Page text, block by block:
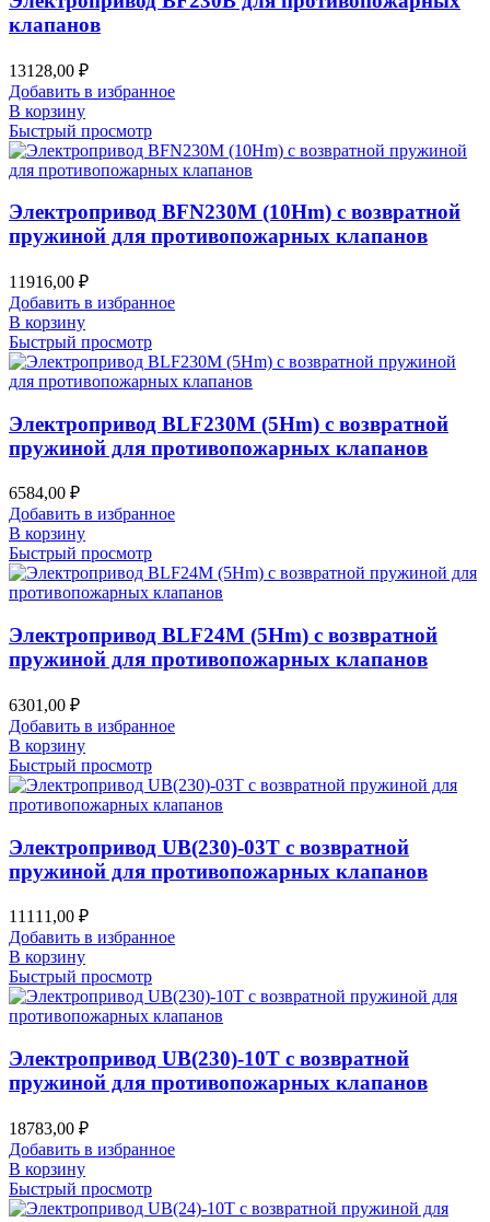
клапанов
13128,00 ₽
Добавить в избранное
В корзину
Быстрый просмотр
Электропривод BFN230M (10Hm) с возвратной
пружиной для противопожарных клапанов
11916,00 ₽
Добавить в избранное
В корзину
Быстрый просмотр
Электропривод BLF230M (5Hm) с возвратной
пружиной для противопожарных клапанов
6584,00 ₽
Добавить в избранное
В корзину
Быстрый просмотр
Электропривод BLF24M (5Hm) с возвратной
пружиной для противопожарных клапанов
6301,00 ₽
Добавить в избранное
В корзину
Быстрый просмотр
Электропривод UB(230)-03T с возвратной
пружиной для противопожарных клапанов
11111,00 ₽
Добавить в избранное
В корзину
Быстрый просмотр
Электропривод UB(230)-10T с возвратной
пружиной для противопожарных клапанов
18783,00 ₽
Добавить в избранное
В корзину
Быстрый просмотр